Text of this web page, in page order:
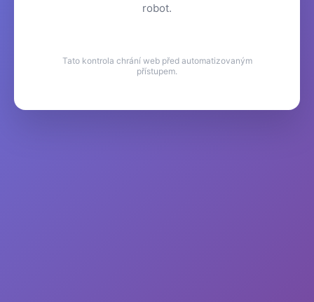
robot.
Tato kontrola chrání web před automatizovaným
přístupem.